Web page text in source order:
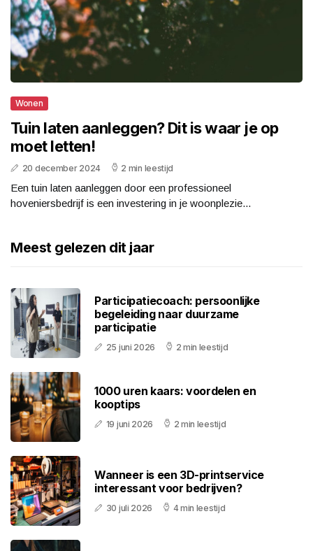
Wonen
Tuin laten aanleggen? Dit is waar je op
moet letten!
20 december 2024 2 min leestijd
Een tuin laten aanleggen door een professioneel
hoveniersbedrijf is een investering in je woonplezie...
Meest gelezen dit jaar
Participatiecoach: persoonlijke
begeleiding naar duurzame
participatie
25 juni 2026 2 min leestijd
1000 uren kaars: voordelen en
kooptips
19 juni 2026 2 min leestijd
Wanneer is een 3D-printservice
interessant voor bedrijven?
30 juli 2026 4 min leestijd